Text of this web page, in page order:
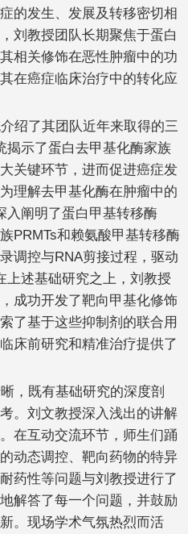
的发生、发展及转移密切相
刘教授团队长期聚焦于蛋白
相关修饰在恶性肿瘤中的功
在癌症临床治疗中的转化应
绍了其团队近年来取得的三
揭示了蛋白去甲基化酶家族
关键环节，进而促进癌症发
理解去甲基化酶在肿瘤中的
入阐明了蛋白甲基转移酶
PRMTs和赖氨酸甲基转移酶
调控与RNA剪接过程，驱动
上述基础研究之上，刘教授
成功开发了靶向甲基化修饰
了基于这些抑制剂的联合用
床前研究和精准治疗提供了
，既有基础研究的深度剖
。刘文教授深入浅出的讲解
在互动交流环节，师生们踊
动态调控、靶向药物的特异
药性等问题与刘教授进行了
解答了每一个问题，并鼓励
。现场学术气氛热烈而活